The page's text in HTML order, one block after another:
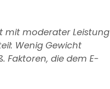
mit moderater Leistung
Wenig Gewicht
Faktoren, die dem E-